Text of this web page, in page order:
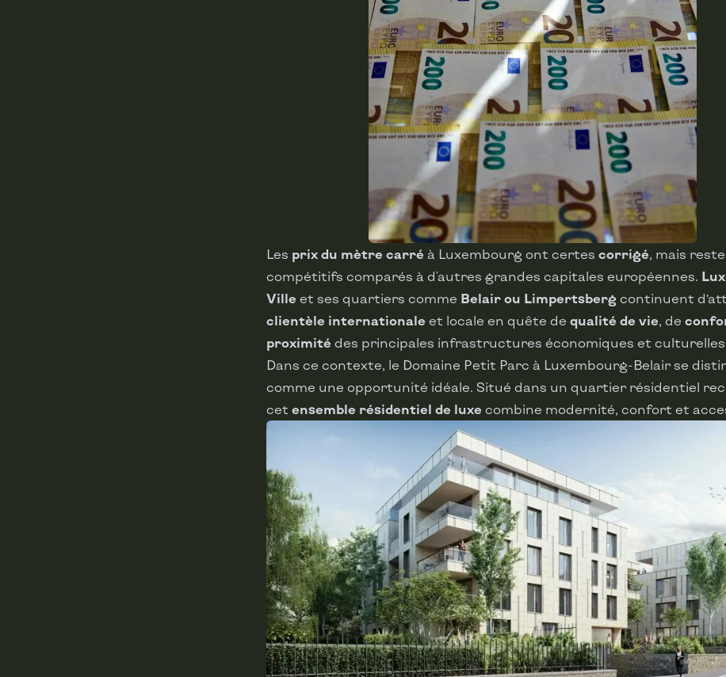
Les prix du mètre carré à Luxembourg ont certes corrigé, mais
compétitifs comparés à d'autres grandes capitales européennes.
Ville et ses quartiers comme Belair ou Limpertsberg continuent
clientèle internationale et locale en quête de qualité de vie, de
proximité des principales infrastructures économiques et
Dans ce contexte, le Domaine Petit Parc à Luxembourg-Belair se
comme une opportunité idéale. Situé dans un quartier résidentiel
cet ensemble résidentiel de luxe combine modernité, confort et